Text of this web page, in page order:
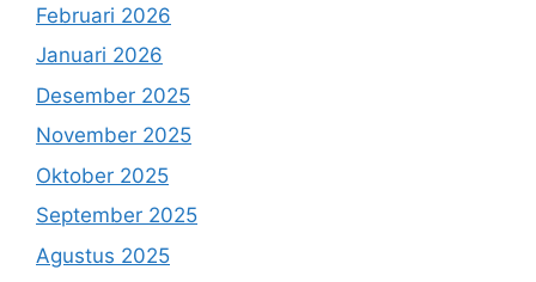
Februari 2026
Januari 2026
Desember 2025
November 2025
Oktober 2025
September 2025
Agustus 2025